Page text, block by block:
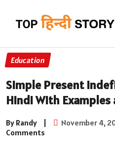
Education
Simple Present
Hindi With Examples
By Randy | November 4,
Comments